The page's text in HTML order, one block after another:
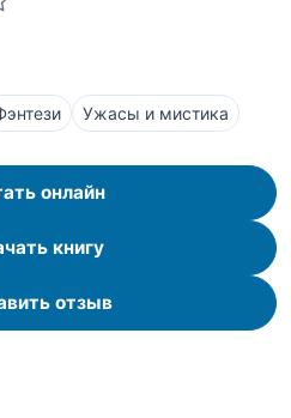
Ужасы и мистика
онлайн
книгу
отзыв